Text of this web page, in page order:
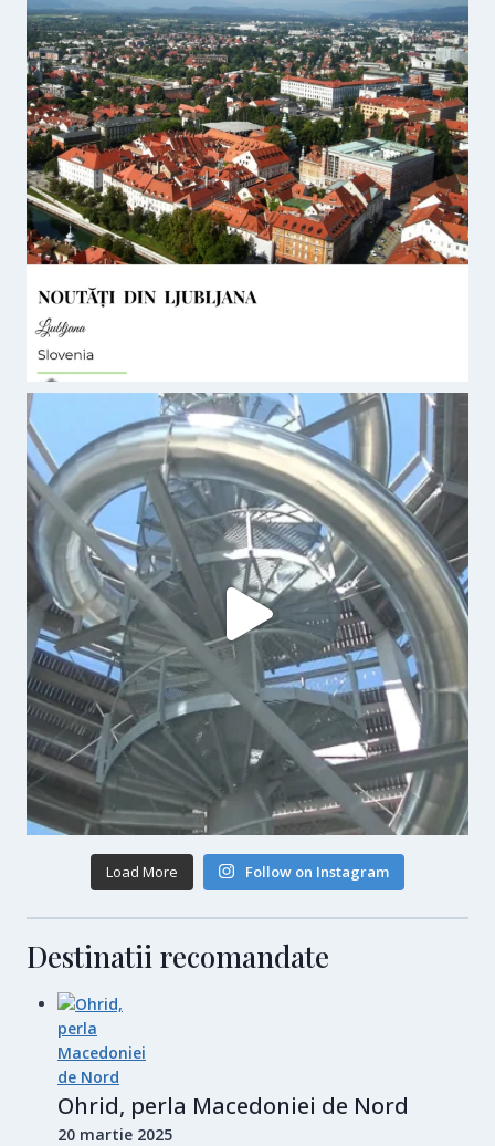
Load More Follow on Instagram
Destinatii recomandate
Ohrid, perla Macedoniei de Nord
20 martie 2025